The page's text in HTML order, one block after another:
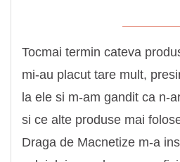
Tocmai termin cateva
mi-au placut tare mult,
la ele si m-am gandit ca n-
si ce alte produse mai
Draga de Macnetize m-a